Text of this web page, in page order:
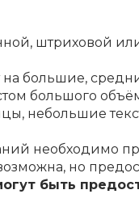
штриховой
большие,
большого
небольшие
необходимо
но
быть